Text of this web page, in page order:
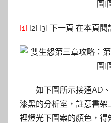
[1] [2] [3] 下一頁 在本頁閱
如下圖所示接通AD
漆黑的分析室，註意書架
裡燈光下圖案的顏色，得